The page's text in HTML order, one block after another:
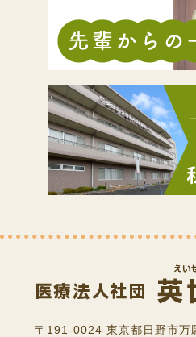
〒191-0024 東京都日野市万